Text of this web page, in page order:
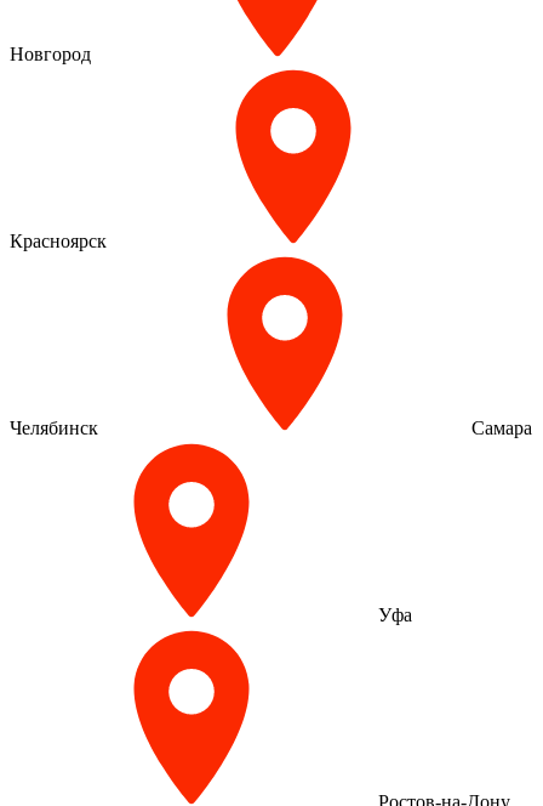
Новгород
Красноярск
Челябинск Самара
Уфа
Ростов-на-Дону